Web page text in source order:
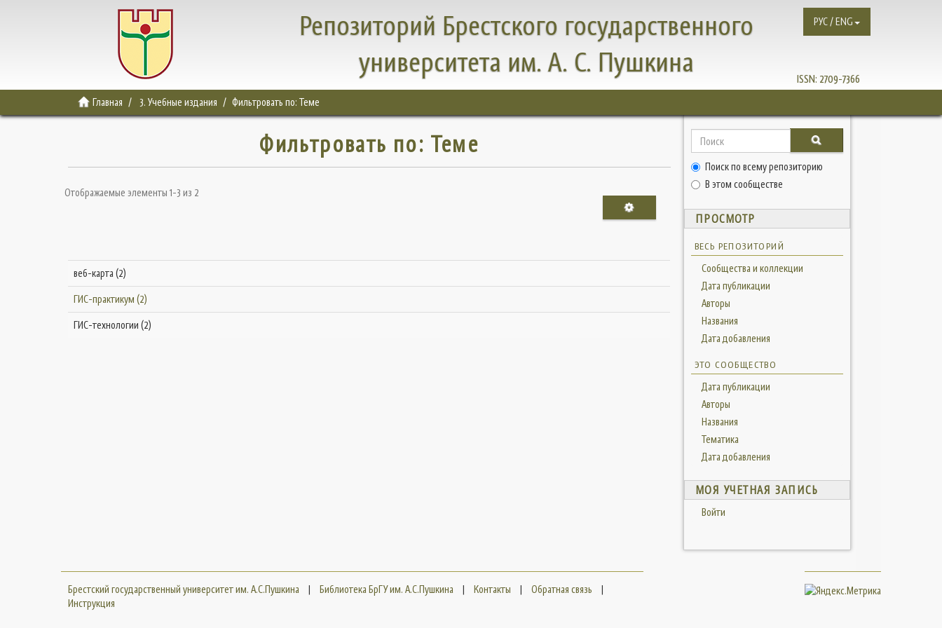
Репозиторий Брестского государственного
университета им. А. С. Пушкина
ISSN: 2709-7366
РУС / ENG
Главная 3. Учебные издания Фильтровать по: Теме
Фильтровать по: Теме
Отображаемые элементы 1-3 из 2
веб-карта (2)
ГИС-практикум (2)
ГИС-технологии (2)
Поиск по всему репозиторию
В этом сообществе
ПРОСМОТР
ВЕСЬ РЕПОЗИТОРИЙ
Сообщества и коллекции
Дата публикации
Авторы
Названия
Дата добавления
ЭТО СООБЩЕСТВО
Дата публикации
Авторы
Названия
Тематика
Дата добавления
МОЯ УЧЕТНАЯ ЗАПИСЬ
Войти
Брестский государственный университет им. А.С.Пушкина | Библиотека БрГУ им. А.С.Пушкина | Контакты | Обратная связь
|
Инструкция